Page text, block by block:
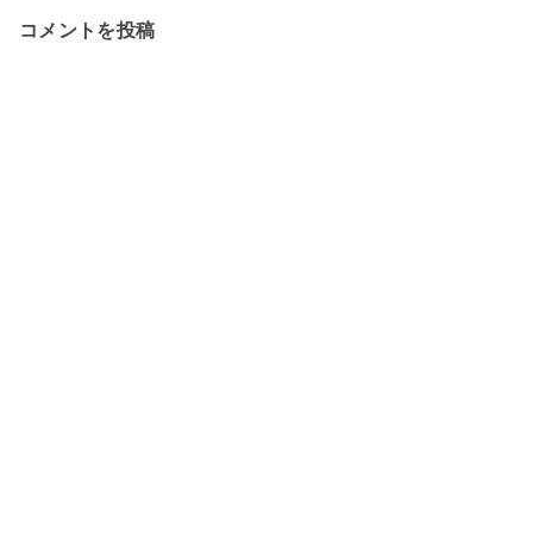
コメントを投稿